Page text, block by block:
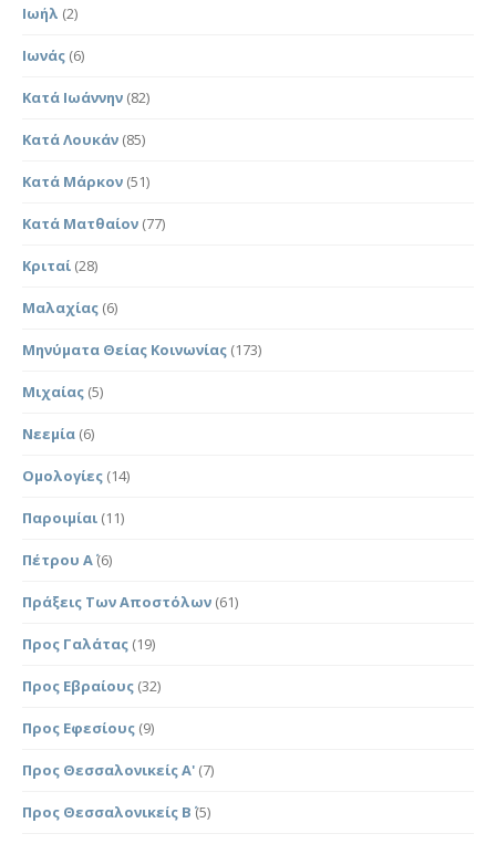
Ιωήλ (2)
Ιωνάς (6)
Κατά Ιωάννην (82)
Κατά Λουκάν (85)
Κατά Μάρκον (51)
Κατά Ματθαίον (77)
Κριταί (28)
Μαλαχίας (6)
Μηνύματα Θείας Κοινωνίας (173)
Μιχαίας (5)
Νεεμία (6)
Ομολογίες (14)
Παροιμίαι (11)
Πέτρου Α΄(6)
Πράξεις Των Αποστόλων (61)
Προς Γαλάτας (19)
Προς Εβραίους (32)
Προς Εφεσίους (9)
Προς Θεσσαλονικείς Α' (7)
Προς Θεσσαλονικείς Β΄ (5)